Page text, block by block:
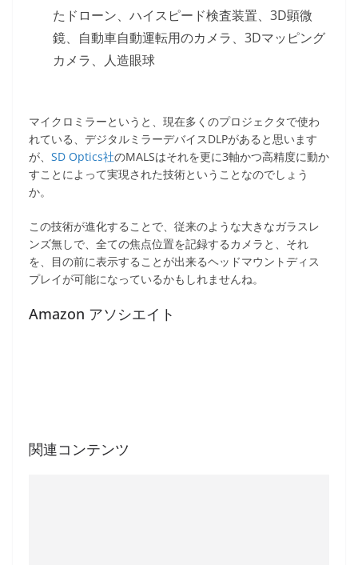
たドローン、ハイスピード検査装置、3D顕微
鏡、自動車自動運転用のカメラ、3Dマッピング
カメラ、人造眼球
マイクロミラーというと、現在多くのプロジェクタで使わ
れている、デジタルミラーデバイスDLPがあると思います
が、 SD Optics社のMALSはそれを更に3軸かつ高精度に動か
すことによって実現された技術ということなのでしょう
か。
この技術が進化することで、従来のような大きなガラスレ
ンズ無しで、全ての焦点位置を記録するカメラと、それ
を、目の前に表示することが出来るヘッドマウントディス
プレイが可能になっているかもしれませんね。
Amazon アソシエイト
関連コンテンツ